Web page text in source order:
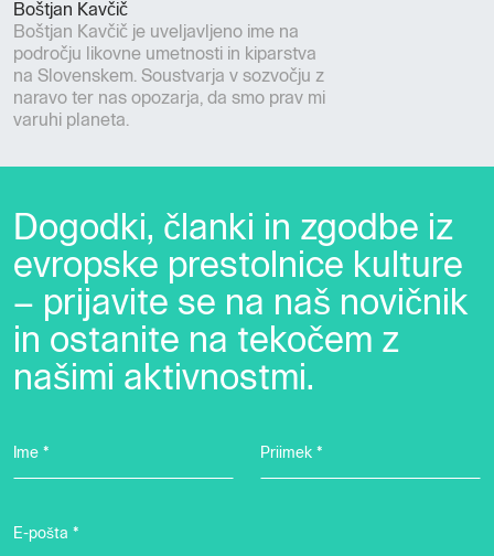
Boštjan Kavčič
Boštjan Kavčič je uveljavljeno ime na
področju likovne umetnosti in kiparstva
na Slovenskem. Soustvarja v sozvočju z
naravo ter nas opozarja, da smo prav mi
varuhi planeta.
Dogodki, članki in zgodbe iz
evropske prestolnice kulture
– prijavite se na naš novičnik
in ostanite na tekočem z
našimi aktivnostmi.
Ime * Priimek *
E-pošta *